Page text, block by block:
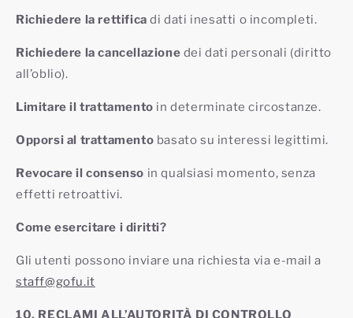
Richiedere la rettifica di dati inesatti o incompleti.
Richiedere la cancellazione dei dati personali (diritto
all’oblio).
Limitare il trattamento in determinate circostanze.
Opporsi al trattamento basato su interessi legittimi.
Revocare il consenso in qualsiasi momento, senza
effetti retroattivi.
Come esercitare i diritti?
Gli utenti possono inviare una richiesta via e-mail a
staff@gofu.it
10. RECLAMI ALL’AUTORITÀ DI CONTROLLO